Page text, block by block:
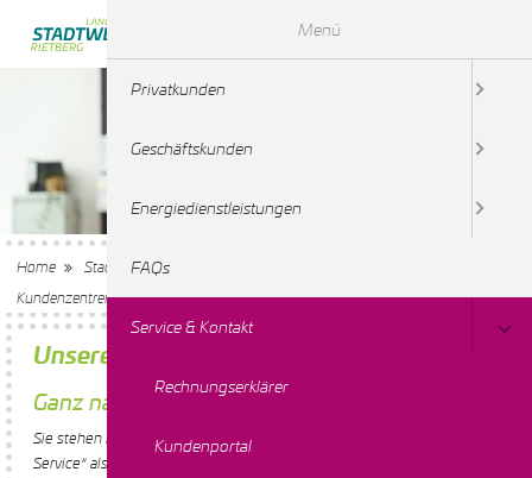
Home Stadtwerke Rietberg-Langenberg
Kundenzentren
Unsere beiden Kundenzentren
Ganz nah dran
Sie stehen im Mittelpunkt: Wir bieten einen umfassenden „Vor-Ort-
Service“ als Anlaufstelle für Kunden und Interessenten in Rietberg und
Menü
Privatkunden
Geschäftskunden
Energiedienstleistungen
FAQs
Service & Kontakt
Rechnungserklärer
Kundenportal